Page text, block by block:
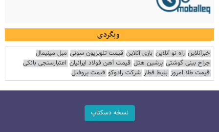
وبگردی
خبرآنلاین راه نو آنلاین بازی آنلاین قیمت تلویزیون سونی مبل مینیمال
جراح بینی گوشتی پرشین هتل قیمت آهن فولاد ایرانیان اعتبارسنجی بانکی
قیمت طلا امروز بلیط قطار شرکت رادوکو قیمت پروفیل
نسخه دسکتاپ